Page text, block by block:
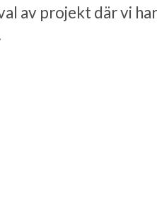
av projekt där vi